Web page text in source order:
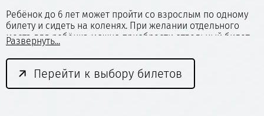
Ребёнок до 6 лет может пройти со взрослым по одному
билету и сидеть на коленях. При желании отдельного
места для ребёнка можно приобрести отдельный билет.
Звоните нам прямо сейчас чтобы купить билеты на
цирковое представление Фантастика, большой выбор
билетов включая элеткронные с бесплатной доставкой в
Московский цирк Никулина на Цветном бульваре!
Развернуть...
Перейти к выбору билетов